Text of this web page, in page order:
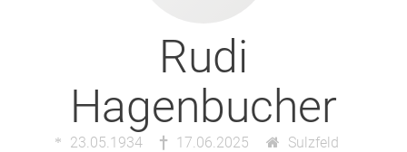
Rudi
Hagenbucher
23.05.1934 17.06.2025 Sulzfeld